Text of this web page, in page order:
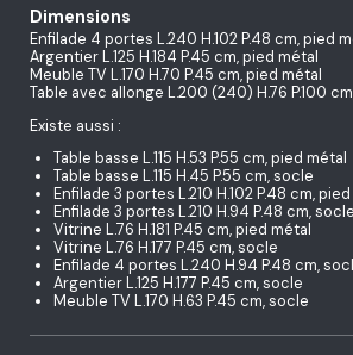
Dimensions
Enfilade 4 portes L.240 H.102 P.48 cm, pied
Argentier L.125 H.184 P.45 cm, pied métal
Meuble TV L.170 H.70 P.45 cm, pied métal
Table avec allonge L.200 (240) H.76 P.100 cm
Existe aussi :
Table basse L.115 H.53 P.55 cm, pied métal
Table basse L.115 H.45 P.55 cm, socle
Enfilade 3 portes L.210 H.102 P.48 cm,
Enfilade 3 portes L.210 H.94 P.48 cm, socle
Vitrine L.76 H.181 P.45 cm, pied métal
Vitrine L.76 H.177 P.45 cm, socle
Enfilade 4 portes L.240 H.94 P.48 cm,
Argentier L.125 H.177 P.45 cm, socle
Meuble TV L.170 H.63 P.45 cm, socle